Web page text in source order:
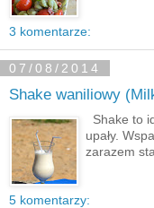
3 komentarze:
07/08/2014
Shake waniliowy
Shake to
upały.
zarazem
5 komentarzy: